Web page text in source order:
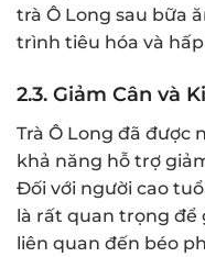
trà Ô Long sau bữa
trình tiêu hóa và
2.3. Giảm Cân và
Trà Ô Long đã được
khả năng hỗ trợ
Đối với người cao
là rất quan trọng để
liên quan đến béo